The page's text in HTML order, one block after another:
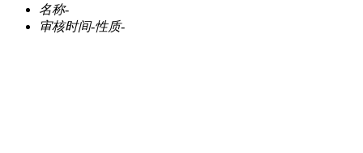
名称-
审核时间-性质-